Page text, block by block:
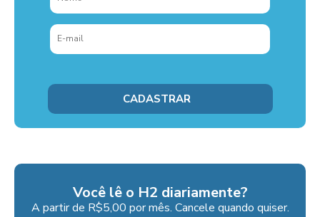
Você lê o H2 diariamente?
A partir de R$5,00 por mês. Cancele quando quiser.